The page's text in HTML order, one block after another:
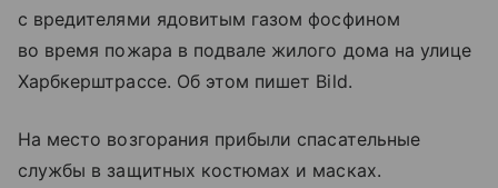
с вредителями ядовитым газом фосфином
во время пожара в подвале жилого дома на улице
Харбкерштрассе. Об этом пишет Bild.
На место возгорания прибыли спасательные
службы в защитных костюмах и масках.